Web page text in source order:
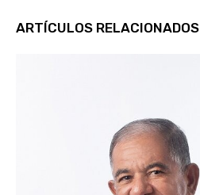
ARTÍCULOS RELACIONADOS